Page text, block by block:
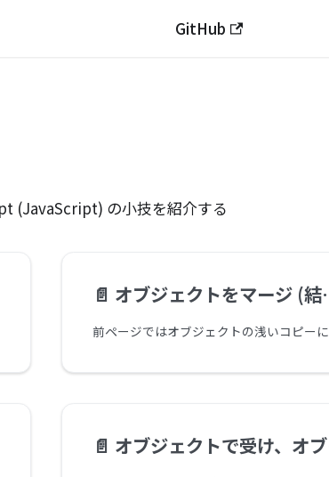
GitHub
(JavaScript) の小技を紹介する
📄️ オブジェクトをマージ (結合) する
📄️ オブジェクトで受け、オブジェクトを返す